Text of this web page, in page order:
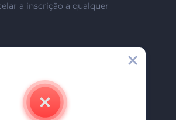
a inscrição a qualquer
Contate-Nos
Carreiras